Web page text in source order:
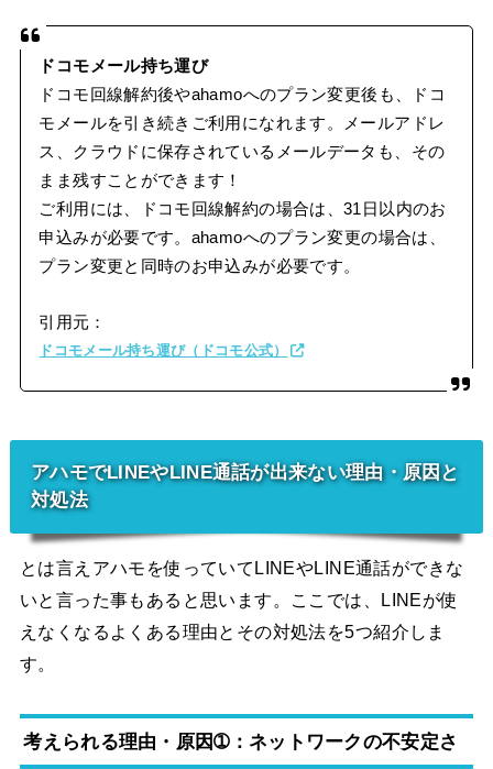
ドコモメール持ち運び
ドコモ回線解約後やahamoへのプラン変更後も、ドコ
モメールを引き続きご利用になれます。メールアドレ
ス、クラウドに保存されているメールデータも、その
まま残すことができます！
ご利用には、ドコモ回線解約の場合は、31日以内のお
申込みが必要です。ahamoへのプラン変更の場合は、
プラン変更と同時のお申込みが必要です。
引用元：
ドコモメール持ち運び（ドコモ公式）
アハモでLINEやLINE通話が出来ない理由・原因と
対処法
とは言えアハモを使っていてLINEやLINE通話ができな
いと言った事もあると思います。ここでは、LINEが使
えなくなるよくある理由とその対処法を5つ紹介しま
す。
考えられる理由・原因➀：ネットワークの不安定さ